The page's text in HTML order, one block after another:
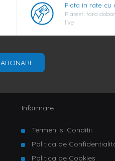
Plata in rate cu
Platesti fara
fixe
ABONARE
Informare
Termeni si Conditii
Politica de
Politica de Cookies